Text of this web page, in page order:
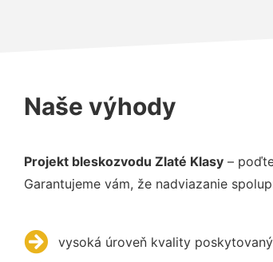
Naše výhody
Projekt bleskozvodu Zlaté Klasy –
Garantujeme vám, že nadviazanie
vysoká úroveň kvality